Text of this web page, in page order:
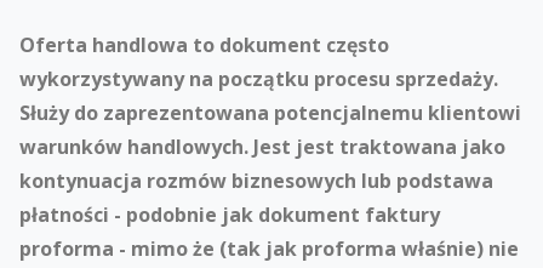
Oferta handlowa to dokument często
wykorzystywany na początku procesu sprzedaży.
Służy do zaprezentowana potencjalnemu klientowi
warunków handlowych. Jest jest traktowana jako
kontynuacja rozmów biznesowych lub podstawa
płatności - podobnie jak dokument faktury
proforma - mimo że (tak jak proforma właśnie) nie